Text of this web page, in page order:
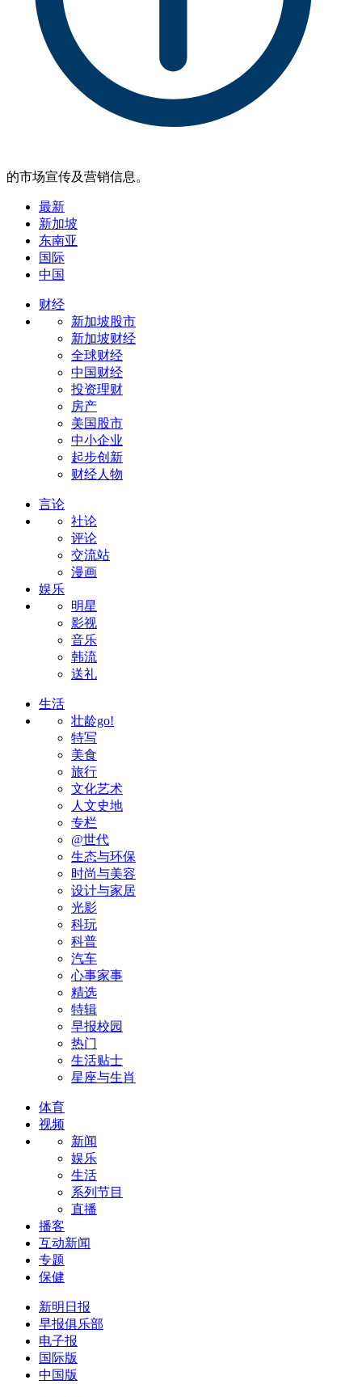
的市场宣传及营销信息。
最新
新加坡
东南亚
国际
中国
财经
新加坡股市
新加坡财经
全球财经
中国财经
投资理财
房产
美国股市
中小企业
起步创新
财经人物
言论
社论
评论
交流站
漫画
娱乐
明星
影视
音乐
韩流
送礼
生活
壮龄go!
特写
美食
旅行
文化艺术
人文史地
专栏
@世代
生态与环保
时尚与美容
设计与家居
光影
科玩
科普
汽车
心事家事
精选
特辑
早报校园
热门
生活贴士
星座与生肖
体育
视频
新闻
娱乐
生活
系列节目
直播
播客
互动新闻
专题
保健
新明日报
早报俱乐部
电子报
国际版
中国版